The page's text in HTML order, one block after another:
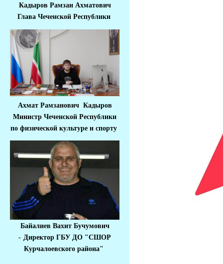
Кадыров Рамзан Ахматович
Глава Чеченской Республики
Ахмат Рамзанович Кадыров
Министр Чеченской Республики
по физической культуре и спорту
Байалиев Вахит Бучумович
- Директор ГБУ ДО "СШОР
Курчалоевского района"